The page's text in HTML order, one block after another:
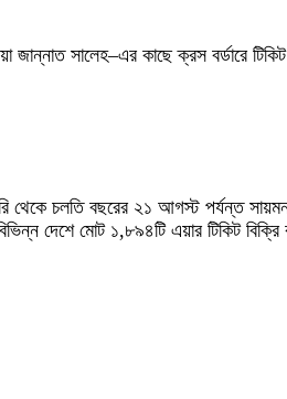
সালেহ–এর কাছে ক্রস বর্ডারে
চলতি বছরের ২১ আগস্ট পর্যন্ত
দেশে মোট ১,৮৯৪টি এয়ার টিকিট